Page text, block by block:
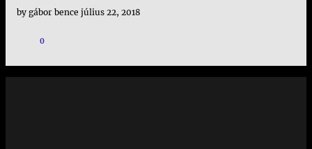
e
by gábor bence július 22, 2018
0